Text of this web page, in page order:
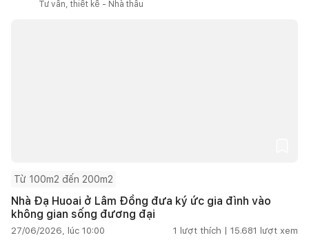
Tư vấn, thiết kế - Nhà thầu
Từ 100m2 đến 200m2
Nhà Đạ Huoai ở Lâm Đồng đưa ký ức gia đình vào
không gian sống đương đại
27/06/2026, lúc 10:00 1 lượt thích | 15.681 lượt xem